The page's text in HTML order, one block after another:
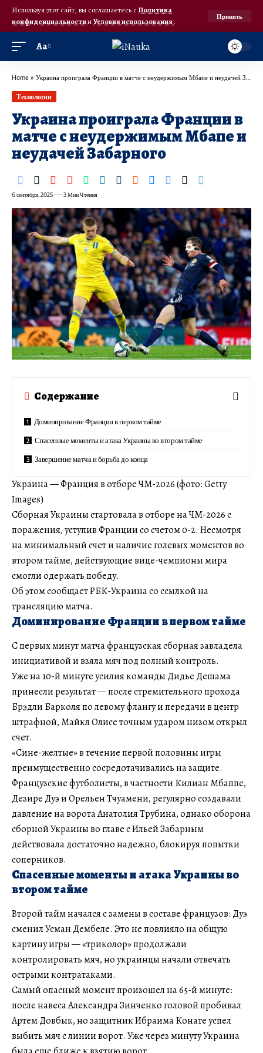
Используя этот сайт, вы соглашаетесь с Политика
конфиденциальностииУсловия использования.
Принять
Аа
Home » Украина проиграла Франции в матче с неудержимым Мбапе и неудачей Забарного
Технологии
Украина проиграла Франции в
матче с неудержимым Мбапе и
неудачей Забарного
6 сентября, 2025 3 Мин Чтения
Содержание
Доминирование Франции в первом тайме
Спасенные моменты и атака Украины во втором тайме
Завершение матча и борьба до конца
Украина — Франция в отборе ЧМ-2026 (фото: Getty
Images)
Сборная Украины стартовала в отборе на ЧМ-2026 с
поражения, уступив Франции со счетом 0-2. Несмотря
на минимальный счет и наличие голевых моментов во
втором тайме, действующие вице-чемпионы мира
смогли одержать победу.
Об этом сообщает РБК-Украина со ссылкой на
трансляцию матча.
Доминирование Франции в первом тайме
С первых минут матча французская сборная завладела
инициативой и взяла мяч под полный контроль.
Уже на 10-й минуте усилия команды Дидье Дешама
принесли результат — после стремительного прохода
Брэдли Барколя по левому флангу и передачи в центр
штрафной, Майкл Олисе точным ударом низом открыл
счет.
«Сине-желтые» в течение первой половины игры
преимущественно сосредотачивались на защите.
Французские футболисты, в частности Килиан Мбаппе,
Дезире Дуэ и Орельен Тчуамени, регулярно создавали
давление на ворота Анатолия Трубина, однако оборона
сборной Украины во главе с Ильей Забарным
действовала достаточно надежно, блокируя попытки
соперников.
Спасенные моменты и атака Украины во
втором тайме
Второй тайм начался с замены в составе французов: Дуэ
сменил Усман Дембеле. Это не повлияло на общую
картину игры — «триколор» продолжали
контролировать мяч, но украинцы начали отвечать
острыми контратаками.
Самый опасный момент произошел на 65-й минуте:
после навеса Александра Зинченко головой пробивал
Артем Довбык, но защитник Ибраима Конате успел
выбить мяч с линии ворот. Уже через минуту Украина